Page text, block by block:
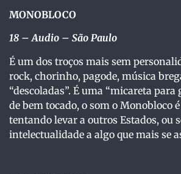
MONOBLOCO
18 – Audio – São Paulo
É um dos troços mais sem
rock, chorinho, pagode, música
“descoladas”. É uma “micareta
de bem tocado, o som o Monobloco
tentando levar a outros Estados, ou
intelectualidade a algo que mais se